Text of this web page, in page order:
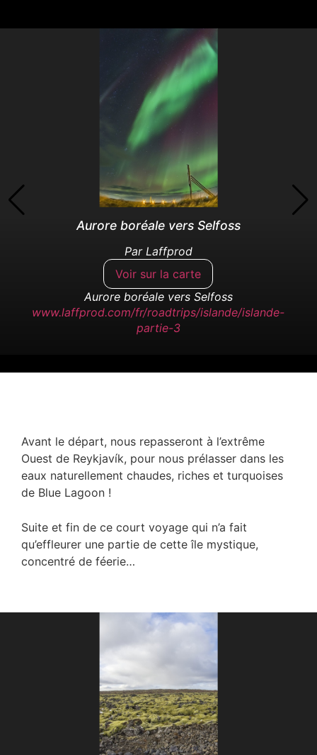
Aurore boréale vers Selfoss
Par Laffprod
Voir sur la carte
Aurore boréale vers Selfoss
www.laffprod.com/fr/roadtrips/islande/islande-
partie-3
Avant le départ, nous repasseront à l’extrême
Ouest de Reykjavík, pour nous prélasser dans les
eaux naturellement chaudes, riches et turquoises
de Blue Lagoon !
Suite et fin de ce court voyage qui n’a fait
qu’effleurer une partie de cette île mystique,
concentré de féerie…